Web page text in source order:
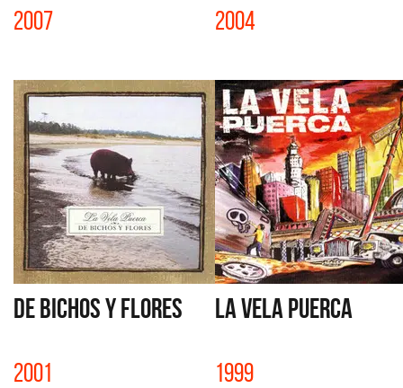
2007 2004
DE BICHOS Y FLORES
2001
LA VELA PUERCA
1999